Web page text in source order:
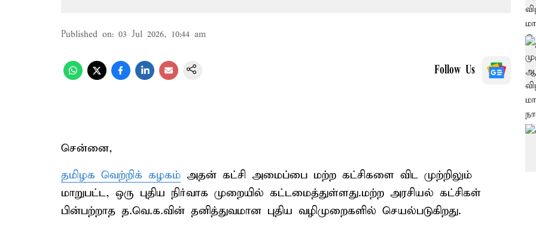
Published on: 03 Jul 2026, 10:44 am
Follow Us
சென்னை,
தமிழக வெற்றிக் கழகம் அதன் கட்சி அமைப்பை மற்ற கட்சிகளை விட முற்றிலும்
மாறுபட்ட, ஒரு புதிய நிர்வாக முறையில் கட்டமைத்துள்ளது.மற்ற அரசியல் கட்சிகள்
பின்பற்றாத த.வெ.க.வின் தனித்துவமான புதிய வழிமுறைகளில் செயல்படுகிறது.